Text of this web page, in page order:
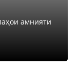
амнияти